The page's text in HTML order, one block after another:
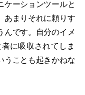
ケーションツールと
あまりそれに頼りす
んです。自分のイメ
に吸収されてしま
うことも起きかねな